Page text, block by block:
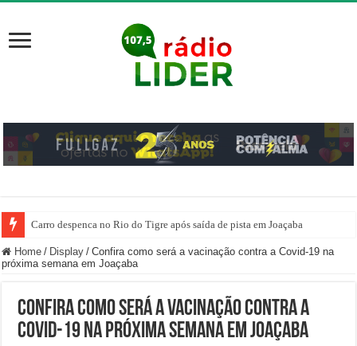
Carro despenca no Rio do Tigre após saída de pista em Joaçaba
Home / Display / Confira como será a vacinação contra a Covid-19 na
próxima semana em Joaçaba
Confira como será a vacinação contra a
Covid-19 na próxima semana em Joaçaba